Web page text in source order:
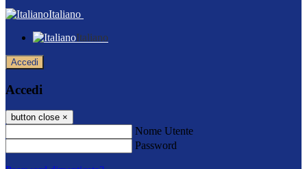
Italiano
Italiano
Accedi
Accedi
button close ×
Nome Utente
Password